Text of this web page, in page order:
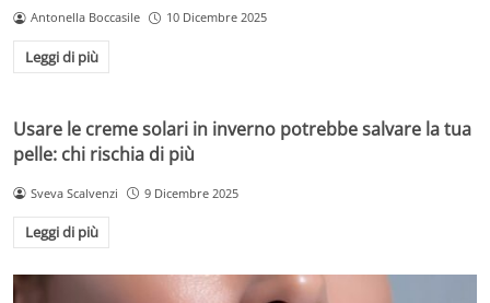
Antonella Boccasile 10 Dicembre 2025
Leggi di più
Usare le creme solari in inverno potrebbe salvare la tua
pelle: chi rischia di più
Sveva Scalvenzi 9 Dicembre 2025
Leggi di più